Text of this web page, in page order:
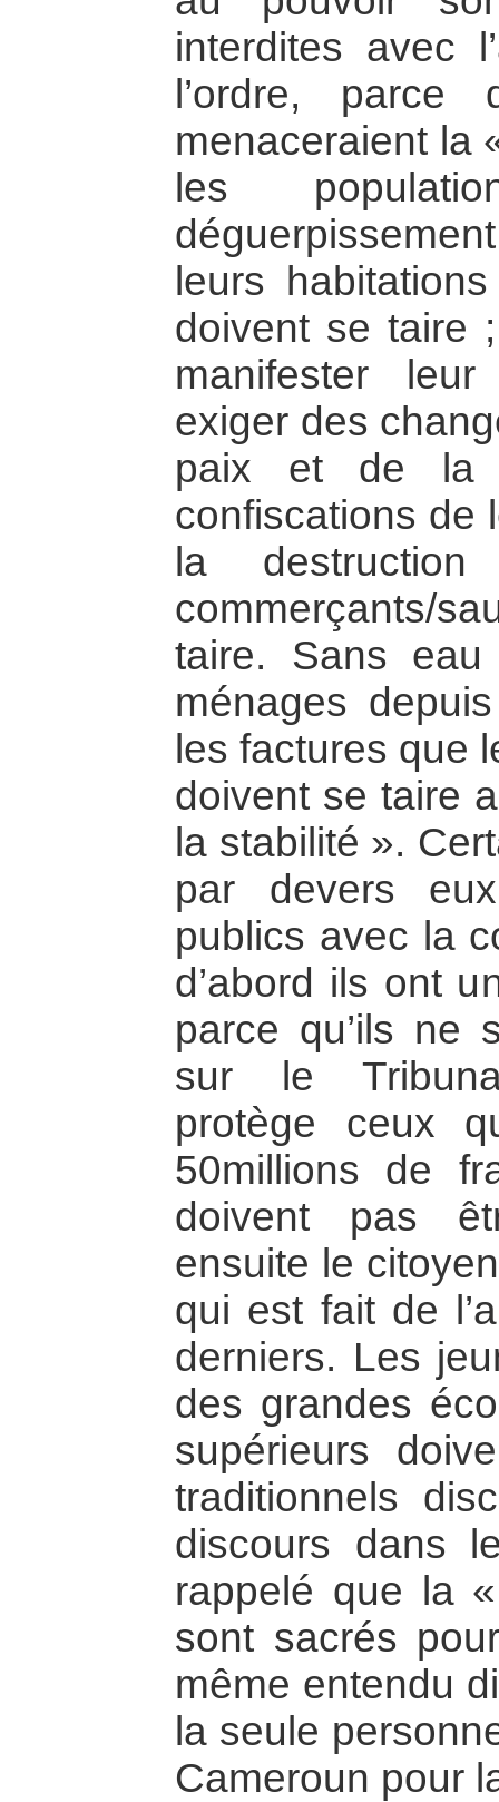
interdites avec
l’ordre, parce
menaceraient la
les
leurs
doivent se taire
manifester
exiger des
paix et de la
confiscations de
la
commerçants/
taire. Sans
ménages
les factures que
doivent se taire
la stabilité ».
par devers
publics avec la
d’abord ils ont
parce qu’ils ne
sur le
protège ceux
50millions de
doivent pas
ensuite le
qui est fait de
derniers. Les
des grandes
supérieurs
traditionnels
discours dans
rappelé que la
sont sacrés
même entendu
la seule
Cameroun pour